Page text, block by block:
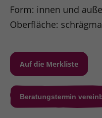
Form: innen und
Oberfläche:
Beratungstermin